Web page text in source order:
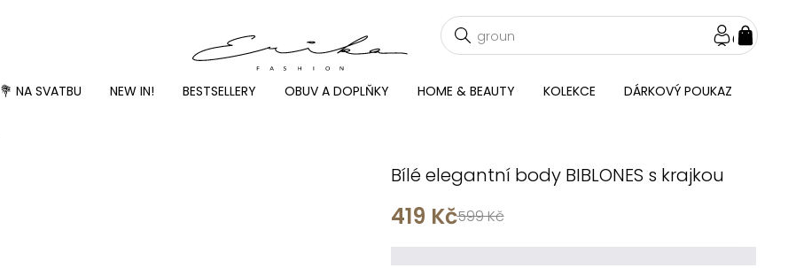
💐 NA SVATBU NEW IN! BESTSELLERY OBUV A DOPLŇKY HOME & BEAUTY KOLEKCE DÁRKOVÝ POUKAZ
Bílé elegantní body BIBLONES s krajkou
599 Kč
419 Kč